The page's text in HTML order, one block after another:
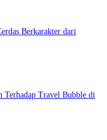
Berkarakter dari
Terhadap Travel Bubble di